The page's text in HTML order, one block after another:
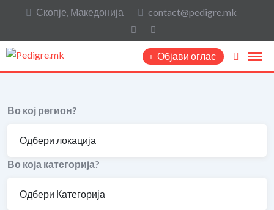
Скопје, Македонија contact@pedigre.mk
Објави оглас
Во кој регион?
Во која категорија?